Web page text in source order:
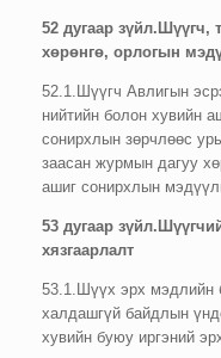
52 дугаар зүйл.Шүүгч,
хөрөнгө, орлогын
52.1.Шүүгч Авлигын
нийтийн болон хувийн
сонирхлын зөрчлөөс
заасан журмын дагуу
ашиг сонирхлын
53 дугаар
хязгаарлалт
53.1.Шүүх эрх мэдлийн
халдашгүй байдлын
хувийн буюу иргэний